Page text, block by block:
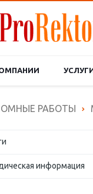
РАБОТЫ
информация